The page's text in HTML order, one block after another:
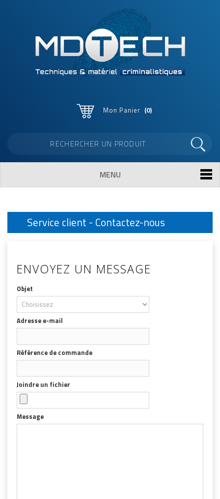
Mon Panier 0
MENU
Service client - Contactez-nous
ENVOYEZ UN MESSAGE
Objet
Adresse e-mail
Référence de commande
Joindre un fichier
Message